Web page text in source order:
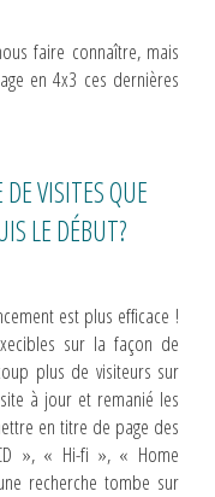
faire connaître, mais
en 4x3 ces dernières
VISITES QUE
LE DÉBUT?
est plus efficace !
sur la façon de
plus de visiteurs sur
à jour et remanié les
en titre de page des
», « Hi-fi », « Home
recherche tombe sur